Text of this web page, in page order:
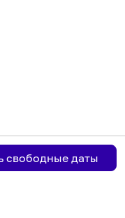
свободные даты